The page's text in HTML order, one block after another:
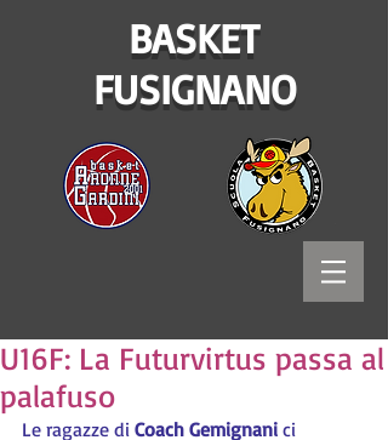
BASKET
FUSIGNANO
U16F: La Futurvirtus passa al
palafuso
Le ragazze di Coach Gemignani ci